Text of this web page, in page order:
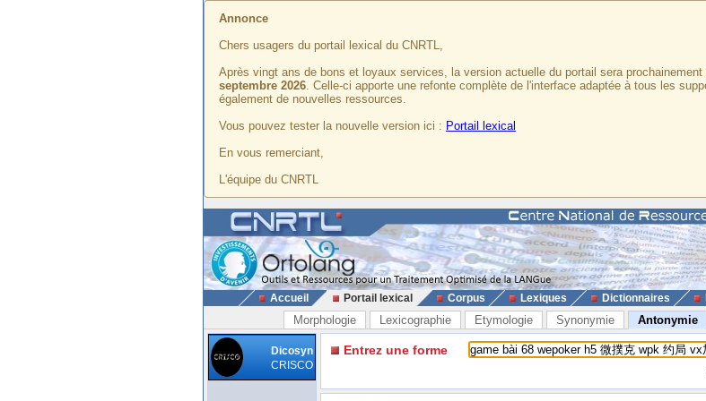
Annonce
Chers usagers du portail lexical du CNRTL,
Après vingt ans de bons et loyaux services, la version actuelle du portail sera
septembre 2026. Celle-ci apporte une refonte complète de l'interface adaptée à tous les
également de nouvelles ressources.
Vous pouvez tester la nouvelle version ici : Portail lexical
En vous remerciant,
L'équipe du CNRTL
Accueil Portail lexical Corpus Lexiques Dictionnaires
Morphologie Lexicographie Etymologie Synonymie Antonymie
Dicosyn
CRISCO
Entrez une forme